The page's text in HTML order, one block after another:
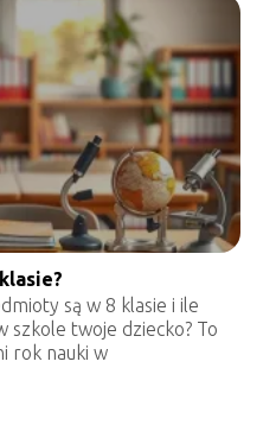
są w 8 klasie i ile
szkole twoje dziecko? To
rok nauki w